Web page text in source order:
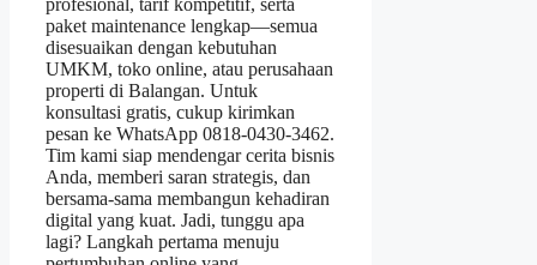
paket maintenance lengkap—semua
disesuaikan dengan kebutuhan
UMKM, toko online, atau perusahaan
properti di Balangan. Untuk
konsultasi gratis, cukup kirimkan
pesan ke WhatsApp 0818‑0430‑3462.
Tim kami siap mendengar cerita bisnis
Anda, memberi saran strategis, dan
bersama-sama membangun kehadiran
digital yang kuat. Jadi, tunggu apa
lagi? Langkah pertama menuju